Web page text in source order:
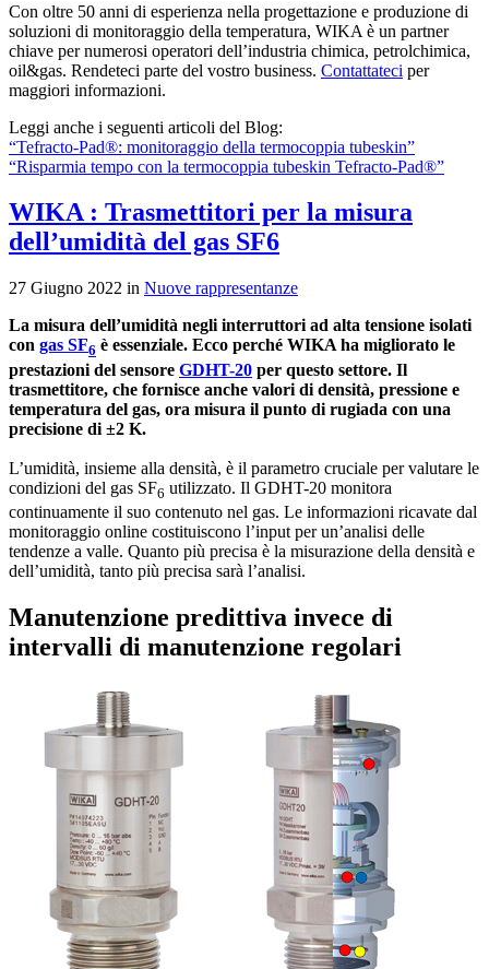
Con oltre 50 anni di esperienza nella progettazione e produzione di
soluzioni di monitoraggio della temperatura, WIKA è un partner
chiave per numerosi operatori dell’industria chimica, petrolchimica,
oil&gas. Rendeteci parte del vostro business. Contattateci per
maggiori informazioni.
Leggi anche i seguenti articoli del Blog:
“Tefracto-Pad®: monitoraggio della termocoppia tubeskin”
“Risparmia tempo con la termocoppia tubeskin Tefracto-Pad®”
WIKA : Trasmettitori per la misura
dell’umidità del gas SF6
27 Giugno 2022 in Nuove rappresentanze
La misura dell’umidità negli interruttori ad alta tensione isolati
con gas SF6 è essenziale. Ecco perché WIKA ha migliorato le
prestazioni del sensore GDHT-20 per questo settore. Il
trasmettitore, che fornisce anche valori di densità, pressione e
temperatura del gas, ora misura il punto di rugiada con una
precisione di ±2 K.
L’umidità, insieme alla densità, è il parametro cruciale per valutare le
condizioni del gas SF6 utilizzato. Il GDHT-20 monitora
continuamente il suo contenuto nel gas. Le informazioni ricavate dal
monitoraggio online costituiscono l’input per un’analisi delle
tendenze a valle. Quanto più precisa è la misurazione della densità e
dell’umidità, tanto più precisa sarà l’analisi.
Manutenzione predittiva invece di
intervalli di manutenzione regolari